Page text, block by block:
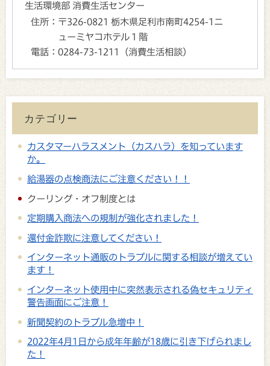
生活環境部 消費生活センター
住所： 〒326-0821 栃木県足利市南町4254-1ニ
ューミヤコホテル１階
電話： 0284-73-1211（消費生活相談）
カテゴリー
カスタマーハラスメント（カスハラ）を知っています
か。
給湯器の点検商法にご注意ください！！
クーリング・オフ制度とは
定期購入商法への規制が強化されました！
還付金詐欺に注意してください！
インターネット通販のトラブルに関する相談が増えてい
ます！
インターネット使用中に突然表示される偽セキュリティ
警告画面にご注意！
新聞契約のトラブル急増中！
2022年4月1日から成年年齢が18歳に引き下げられまし
た！